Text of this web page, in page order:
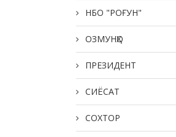
НБО "РОҒУН"
ОЗМУНҲО
ПРЕЗИДЕНТ
СИЁСАТ
СОХТОР